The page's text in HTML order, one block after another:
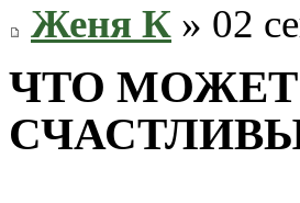
Женя К » 02
ЧТО МОЖЕТ